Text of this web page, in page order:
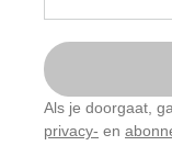
Als je doorgaat,
privacy- en
##terras
Is
Gebruik je